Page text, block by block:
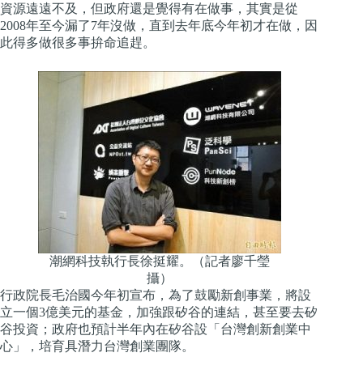
資源遠遠不及，但政府還是覺得有在做事，其實是從
2008年至今漏了7年沒做，直到去年底今年初才在做，因
此得多做很多事拚命追趕。
潮網科技執行長徐挺耀。（記者廖千瑩
攝）
行政院長毛治國今年初宣布，為了鼓勵新創事業，將設
立一個3億美元的基金，加強跟矽谷的連結，甚至要去矽
谷投資；政府也預計半年內在矽谷設「台灣創新創業中
心」，培育具潛力台灣創業團隊。